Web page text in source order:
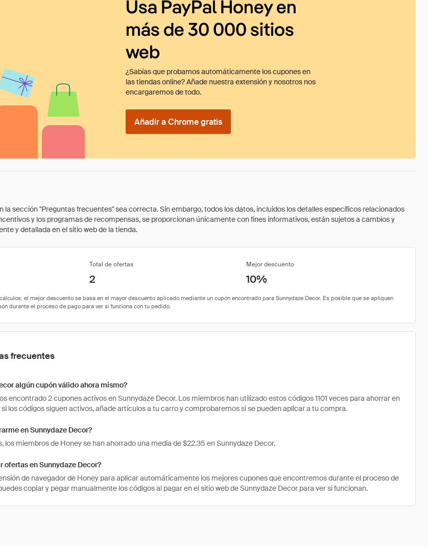
Usa PayPal Honey en
más de 30 000 sitios
web
¿Sabías que probamos automáticamente los cupones en
las tiendas online? Añade nuestra extensión y nosotros nos
encargaremos de todo.
Añadir a Chrome gratis
sección "Preguntas frecuentes" sea correcta. Sin embargo, todos los datos, incluidos los detalles específicos relacionados
y los programas de recompensas, se proporcionan únicamente con fines informativos, están sujetos a cambios y
y detallada en el sitio web de la tienda.
Total de ofertas Mejor descuento
2 10%
frecuentes
algún cupón válido ahora mismo?
encontrado 2 cupones activos en Sunnydaze Decor. Los miembros han utilizado estos códigos 1101 veces para ahorrar en
si los códigos siguen activos, añade artículos a tu carro y comprobaremos si se pueden aplicar a tu compra.
en Sunnydaze Decor?
los miembros de Honey se han ahorrado una media de $22.35 en Sunnydaze Decor.
ofertas en Sunnydaze Decor?
de navegador de Honey para aplicar automáticamente los mejores cupones que encontremos durante el proceso de
copiar y pegar manualmente los códigos al pagar en el sitio web de Sunnydaze Decor para ver si funcionan.